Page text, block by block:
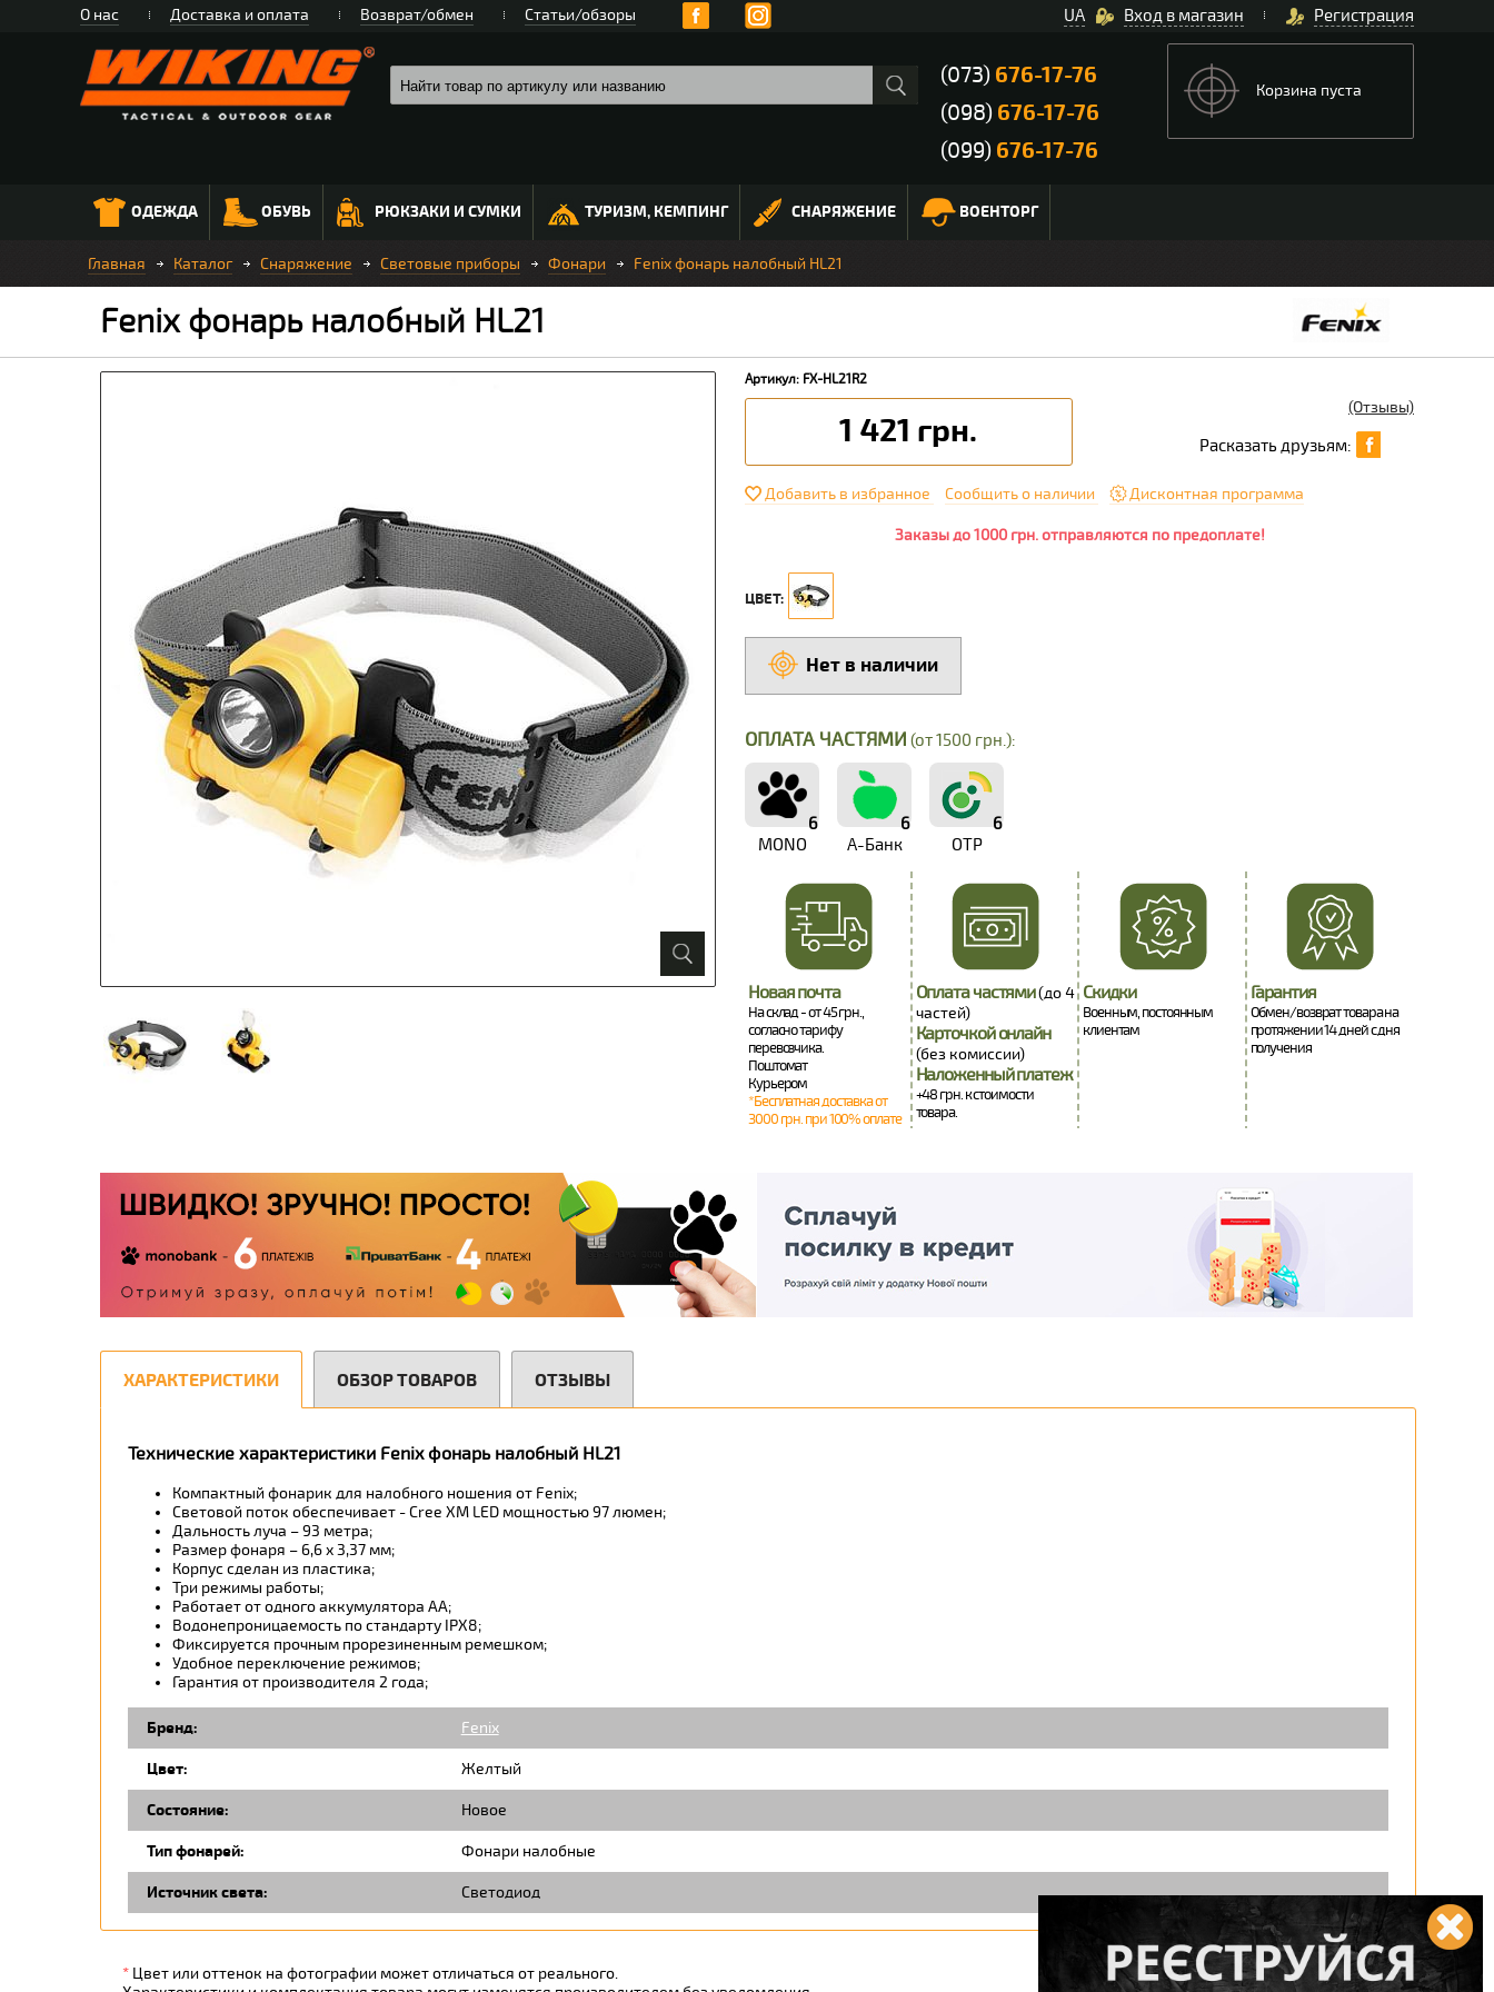
О нас Доставка и оплата Возврат/обмен Статьи/обзоры Вход в магазин Регистрация
UA
(073) 676-17-76
(098) 676-17-76
(099) 676-17-76
Корзина пуста
ОДЕЖДА ОБУВЬ РЮКЗАКИ И СУМКИ ТУРИЗМ, КЕМПИНГ СНАРЯЖЕНИЕ ВОЕНТОРГ
Главная Каталог Снаряжение Световые приборы Фонари Fenix фонарь налобный HL21
Fenix фонарь налобный HL21
Артикул: FX-HL21R2
1 421 грн.
(Отзывы)
Расказать друзьям:
Добавить в избранное Сообщить о наличии Дисконтная программа
Заказы до 1000 грн. отправляются по предоплате!
ЦВЕТ:
Нет в наличии
ОПЛАТА ЧАСТЯМИ (от 1500 грн.):
6
MONO
6
А-Банк
6
OTP
Новая почта
На склад - от 45 грн.,
согласно тарифу
перевозчика.
Поштомат
Курьером
*Бесплатная доставка от
3000 грн. при 100% оплате
Оплата частями(до 4
частей)
Карточкой онлайн
(без комиссии)
Наложенный платеж
+48 грн. к стоимости
товара.
Скидки
Военным, постоянным
клиентам
Гарантия
Обмен/возврат товара на
протяжении 14 дней с дня
получения
ХАРАКТЕРИСТИКИ
Технические характеристики Fenix фонарь налобный HL21
Компактный фонарик для налобного ношения от Fenix;
Световой поток обеспечивает - Cree XM LED мощностью 97 люмен;
Дальность луча – 93 метра;
Размер фонаря – 6,6 х 3,37 мм;
Корпус сделан из пластика;
Три режимы работы;
Работает от одного аккумулятора АА;
Водонепроницаемость по стандарту IPX8;
Фиксируется прочным прорезиненным ремешком;
Удобное переключение режимов;
Гарантия от производителя 2 года;
Бренд: Fenix
Цвет: Желтый
Состояние: Новое
Тип фонарей: Фонари налобные
Источник света: Светодиод
ОБЗОР ТОВАРОВ ОТЗЫВЫ
* Цвет или оттенок на фотографии может отличаться от реального.